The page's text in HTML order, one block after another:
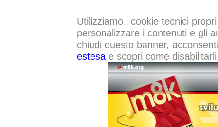
Utilizziamo i cookie tecnici
personalizzare i contenuti e gli
chiudi questo banner,
estesae scopri come